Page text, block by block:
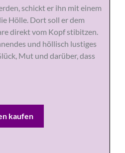
schickt er ihn mit einem
Hölle. Dort soll er dem
direkt vom Kopf stibitzen.
und höllisch lustiges
Mut und darüber, dass